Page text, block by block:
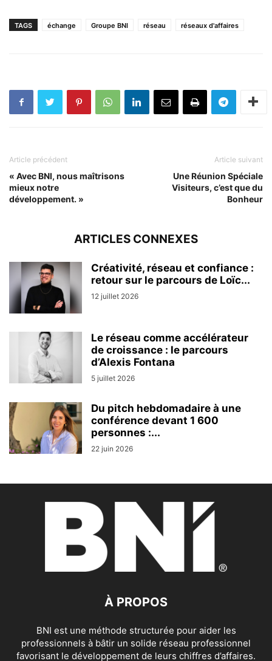
TAGS échange Groupe BNI réseau réseaux d'affaires
Article précédent
« Avec BNI, nous maîtrisons
mieux notre
développement. »
Article suivant
Une Réunion Spéciale
Visiteurs, c’est que du
Bonheur
ARTICLES CONNEXES
Créativité, réseau et confiance :
retour sur le parcours de Loïc...
12 juillet 2026
Le réseau comme accélérateur
de croissance : le parcours
d’Alexis Fontana
5 juillet 2026
Du pitch hebdomadaire à une
conférence devant 1 600
personnes :...
22 juin 2026
À PROPOS
BNI est une méthode structurée pour aider les
professionnels à bâtir un solide réseau professionnel
favorisant le développement de leurs chiffres d’affaires.